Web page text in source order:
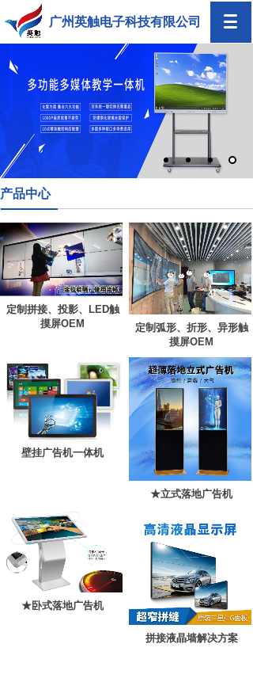
广州英触电子科技有限公司
产品中心
定制拼接、投影、LED触
摸屏OEM
定制弧形、折形、异形触
摸屏OEM
壁挂广告机一体机
★立式落地广告机
★卧式落地广告机
拼接液晶墙解决方案